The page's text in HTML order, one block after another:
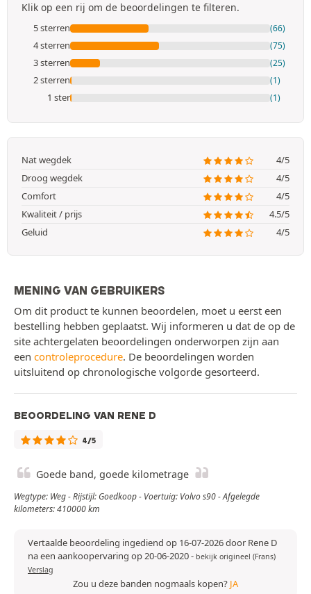
Klik op een rij om de beoordelingen te filteren.
5 sterren (66)
4 sterren (75)
3 sterren (25)
2 sterren (1)
1 ster (1)
Nat wegdek
4/5
Droog wegdek
4/5
Comfort
4/5
Kwaliteit / prijs
4.5/5
Geluid
4/5
MENING VAN GEBRUIKERS
Om dit product te kunnen beoordelen, moet u eerst een
bestelling hebben geplaatst. Wij informeren u dat de op de
site achtergelaten beoordelingen onderworpen zijn aan
een controleprocedure. De beoordelingen worden
uitsluitend op chronologische volgorde gesorteerd.
BEOORDELING VAN RENE D
4/5
Goede band, goede kilometrage
Wegtype: Weg - Rijstijl: Goedkoop - Voertuig: Volvo s90 - Afgelegde
kilometers: 410000 km
Vertaalde beoordeling ingediend op 16-07-2026 door Rene D
na een aankoopervaring op 20-06-2020- bekijk origineel (Frans)
Verslag
Zou u deze banden nogmaals kopen? JA